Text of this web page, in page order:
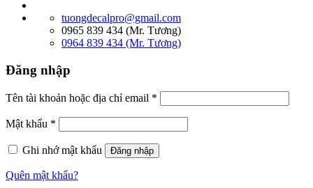
tuongdecalpro@gmail.com
0965 839 434 (Mr. Tương)
0964 839 434 (Mr. Tương)
Đăng nhập
Tên tài khoản hoặc địa chỉ email *
Mật khẩu *
Ghi nhớ mật khẩu Đăng nhập
Quên mật khẩu?